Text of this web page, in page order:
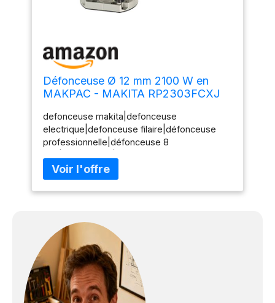
Défonceuse Ø 12 mm 2100 W en
MAKPAC - MAKITA RP2303FCXJ
defonceuse makita|defonceuse
electrique|defonceuse filaire|défonceuse
professionnelle|défonceuse 8
2300W|défonceuse 12
mm|RP2300FCXJ|RP2300|RP2302|RP23002F
CXJ